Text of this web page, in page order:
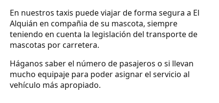
En nuestros taxis puede viajar de forma segura a El
Alquián en compañia de su mascota, siempre
teniendo en cuenta la legislación del transporte de
mascotas por carretera.
Háganos saber el número de pasajeros o si llevan
mucho equipaje para poder asignar el servicio al
vehículo más apropiado.